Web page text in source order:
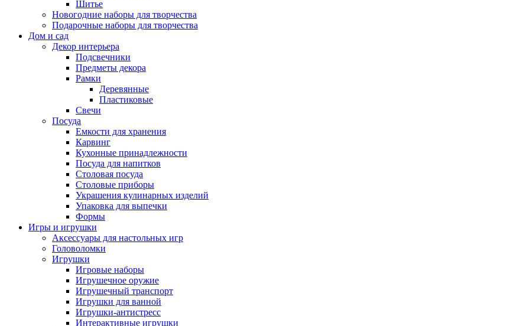
Шитье
Новогодние наборы для творчества
Подарочные наборы для творчества
Дом и сад
Декор интерьера
Подсвечники
Предметы декора
Рамки
Деревянные
Пластиковые
Свечи
Посуда
Емкости для хранения
Карвинг
Кухонные принадлежности
Посуда для напитков
Столовая посуда
Столовые приборы
Украшения кулинарных изделий
Упаковка для выпечки
Формы
Игры и игрушки
Аксессуары для настольных игр
Головоломки
Игрушки
Игровые наборы
Игрушечное оружие
Игрушечный транспорт
Игрушки для ванной
Игрушки-антистресс
Интерактивные игрушки